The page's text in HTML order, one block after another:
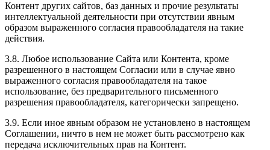
Контент других сайтов, баз данных и прочие результаты
интеллектуальной деятельности при отсутствии явным
образом выраженного согласия правообладателя на такие
действия.
3.8. Любое использование Сайта или Контента, кроме
разрешенного в настоящем Согласии или в случае явно
выраженного согласия правообладателя на такое
использование, без предварительного письменного
разрешения правообладателя, категорически запрещено.
3.9. Если иное явным образом не установлено в настоящем
Соглашении, ничто в нем не может быть рассмотрено как
передача исключительных прав на Контент.